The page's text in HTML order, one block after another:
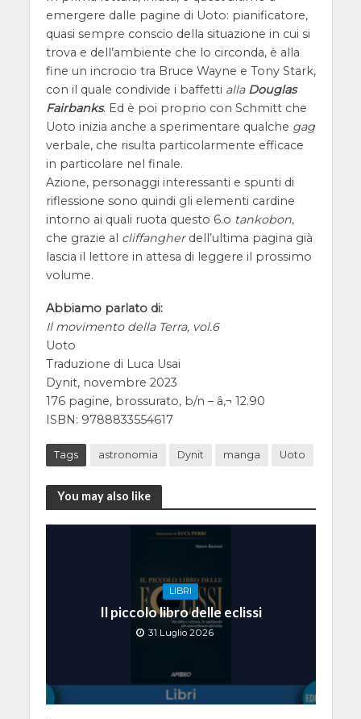
emergere dalle pagine di Uoto: pianificatore,
quasi sempre conscio della situazione in cui si
trova e dell’ambiente che lo circonda, è alla
fine un incrocio tra Bruce Wayne e Tony Stark,
con il quale condivide i baffetti alla Douglas
Fairbanks. Ed è poi proprio con Schmitt che
Uoto inizia anche a sperimentare qualche gag
verbale, che risulta particolarmente efficace
in particolare nel finale.
Azione, personaggi interessanti e spunti di
riflessione sono quindi gli elementi cardine
intorno ai quali ruota questo 6.o tankobon,
che grazie al cliffangherdell’ultima pagina già
lascia il lettore in attesa di leggere il prossimo
volume.
Abbiamo parlato di:
Il movimento della Terra, vol.6
Uoto
Traduzione di Luca Usai
Dynit, novembre 2023
176 pagine, brossurato, b/n – â‚¬ 12.90
ISBN: 9788833554617
Tags astronomia Dynit manga Uoto
You may also like
LIBRI
Il piccolo libro delle eclissi
31 Luglio 2026